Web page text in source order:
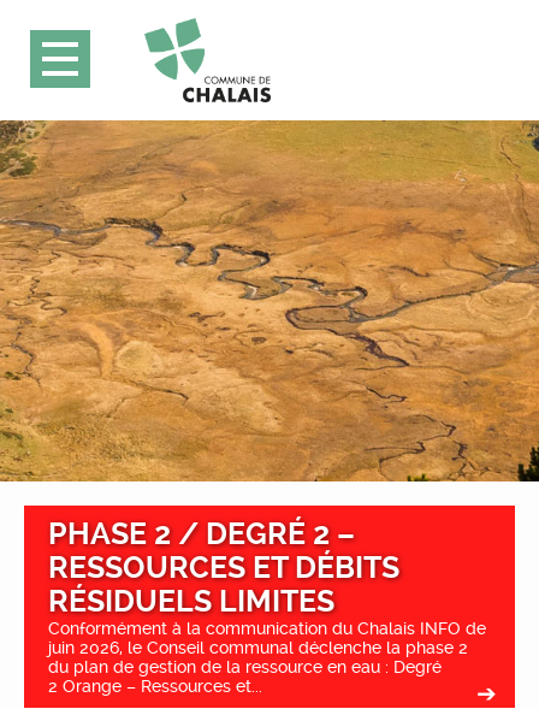
PHASE 2 / DEGRÉ 2 –
RESSOURCES ET DÉBITS
RÉSIDUELS LIMITES
Conformément à la communication du Chalais INFO de
juin 2026, le Conseil communal déclenche la phase 2
du plan de gestion de la ressource en eau : Degré
2 Orange – Ressources et...